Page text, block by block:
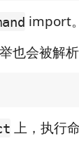
import
也会被解
上，执行